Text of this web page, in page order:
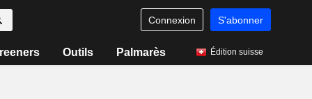
Connexion S'abonner
Outils Palmarès Édition suisse